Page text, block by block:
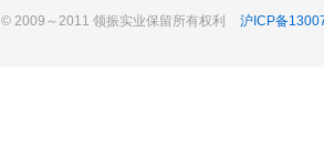
© 2009～2011 领振实业保留所有权利 沪ICP备